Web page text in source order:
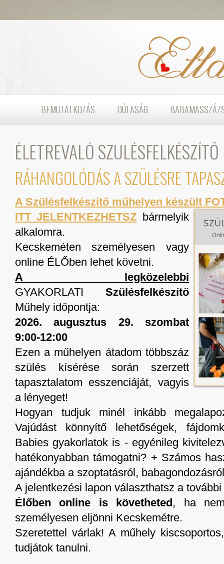
BEMUTATKOZÁS DÚLASÁG
ÉLETREVALÓ
RÁHANGOLÓDÁS A SZÜLÉSRE
A Szülésfelkészítő műhelyen készült
ITT JELENTKEZHETSZ
bármelyik
alkalomra.
Kecskeméten személyesen vagy
online ÉLŐben lehet követni.
A legközelebbi
GYAKORLATI Szülésfelkészítő
Műhely időpontja:
2026. augusztus 29. szombat
9:00-12:00
Ezen a műhelyen átadom többszáz
szülés kísérése során szerzett
tapasztalatom esszenciáját, vagyis
a lényeget!
Hogyan tudjuk minél inkább
Vajúdást könnyítő lehetőségek,
Babies gyakorlatok is - egyénileg
hatékonyabban támogatni? + Számos
ajándékba a szoptatásról,
A jelentkezési lapon választhatsz a
Élőben online is követheted , ha
személyesen eljönni Kecskemétre.
Szeretettel várlak! A műhely
tudjátok tanulni.